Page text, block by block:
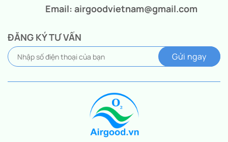
Email: airgoodvietnam@gmail.com
ĐĂNG KÝ TƯ VẤN